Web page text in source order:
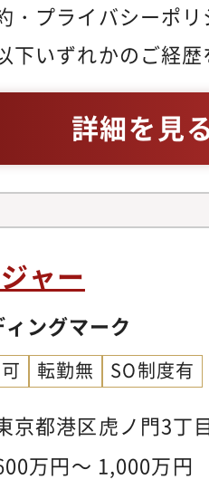
・プライバシーポ
の立ち上げに参画
計NDA・各種契約の
らの法務相談対応、
デューデリジェン
産（商標・著作権
ス研修の企画・実
備・標準化【商事法
ートガバナンス領
作成、議事録作成
ル対応取締役会・
、資料準備、議事
更手続き（役員変
の整備・改訂・運用
・監査法人・取引所
下いずれかのご経
詳細を見
ャー
ングマーク
転勤無 SO制度有
京都港区虎ノ門3丁
階
600万円～ 1,000万円